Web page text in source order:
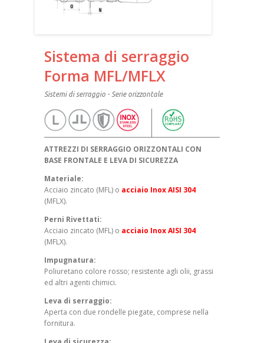
Sistema di serraggio
Forma MFL/MFLX
Sistemi di serraggio - Serie orizzontale
ATTREZZI DI SERRAGGIO ORIZZONTALI CON
BASE FRONTALE E LEVA DI SICUREZZA
Materiale:
Acciaio zincato (MFL) o acciaio Inox AISI 304
(MFLX).
Perni Rivettati:
Acciaio zincato (MFL) o acciaio Inox AISI 304
(MFLX).
Impugnatura:
Poliuretano colore rosso; resistente agli olii, grassi
ed altri agenti chimici.
Leva di serraggio:
Aperta con due rondelle piegate, comprese nella
fornitura.